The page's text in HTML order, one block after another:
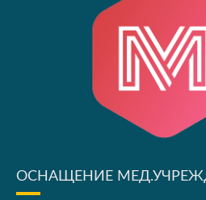
ОСНАЩЕНИЕ